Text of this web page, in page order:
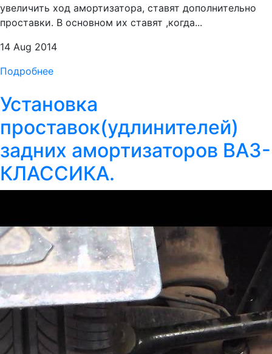
увеличить ход амортизатора, ставят дополнительно
проставки. В основном их ставят ,когда...
14 Aug 2014
Подробнее
Установка
проставок(удлинителей)
задних амортизаторов ВАЗ-
КЛАССИКА.